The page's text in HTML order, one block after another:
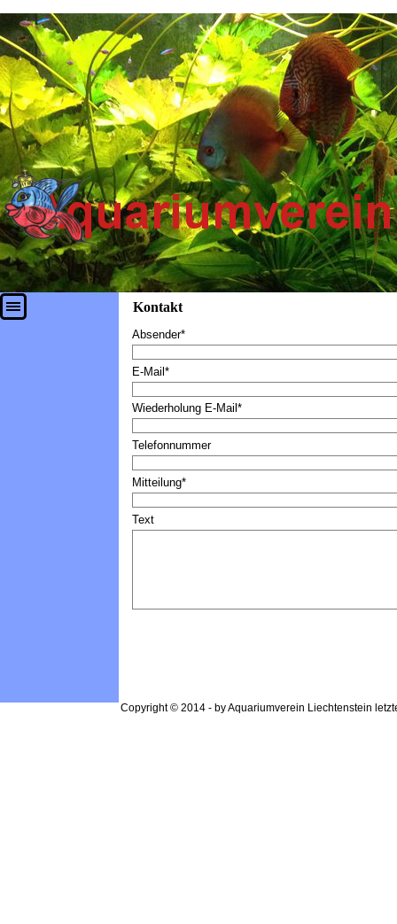
Menü überspringenKontakt
Absender*
E-Mail *
Wiederholung E-Mail *
Telefonnummer
Mitteilung*
Text
Copyright © 2014 - by Aquariumverein Liechtenstein